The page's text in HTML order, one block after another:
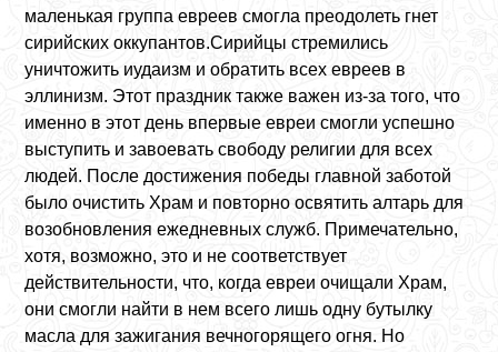
маленькая группа евреев смогла преодолеть гнет
сирийских оккупантов.Сирийцы стремились
уничтожить иудаизм и обратить всех евреев в
эллинизм. Этот праздник также важен из-за того, что
именно в этот день впервые евреи смогли успешно
выступить и завоевать свободу религии для всех
людей. После достижения победы главной заботой
было очистить Храм и повторно освятить алтарь для
возобновления ежедневных служб. Примечательно,
хотя, возможно, это и не соответствует
действительности, что, когда евреи очищали Храм,
они смогли найти в нем всего лишь одну бутылку
масла для зажигания вечногорящего огня. Но